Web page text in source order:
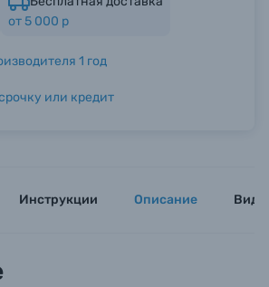
(Комиссионные товары)
от 5 000 р
1 год
или кредит
Инструкции Описание